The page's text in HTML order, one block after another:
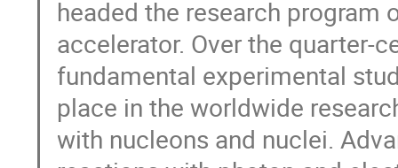
headed the research
accelerator. Over the quarter-
fundamental experimental
place in the worldwide
with nucleons and nuclei.